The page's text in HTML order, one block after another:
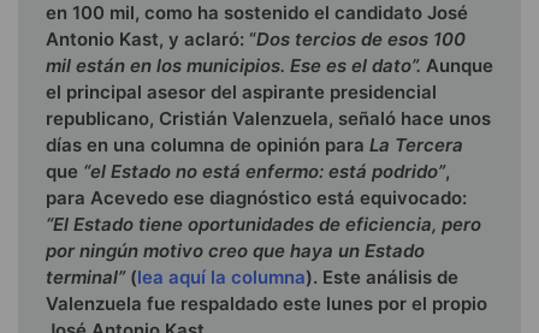
en 100 mil, como ha sostenido el candidato José
Antonio Kast, y aclaró: “Dos tercios de esos 100
mil están en los municipios. Ese es el dato”. Aunque
el principal asesor del aspirante presidencial
republicano, Cristián Valenzuela, señaló hace unos
días en una columna de opinión para La Tercera
que “el Estado no está enfermo: está podrido”,
para Acevedo ese diagnóstico está equivocado:
“El Estado tiene oportunidades de eficiencia, pero
por ningún motivo creo que haya un Estado
terminal”(lea aquí la columna). Este análisis de
Valenzuela fue respaldado este lunes por el propio